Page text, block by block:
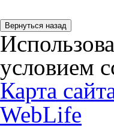
условием
Карта
WebLife